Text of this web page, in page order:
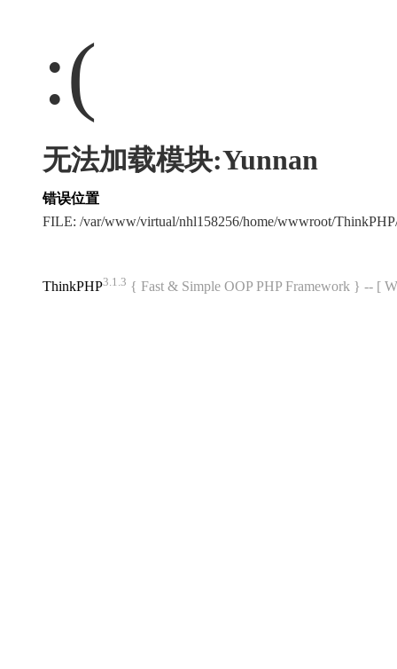
:(
无法加载模块:Yunnan
错误位置
FILE: /var/www/virtual/nhl158256/home/wwwroot/
ThinkPHP3.1.3 { Fast & Simple OOP PHP Framework } -- [